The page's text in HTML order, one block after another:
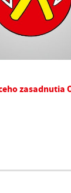
zasadnutia